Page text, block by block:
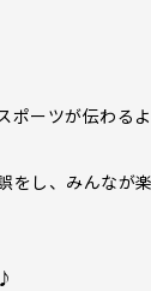
ポーツが伝わる
をし、みんなが